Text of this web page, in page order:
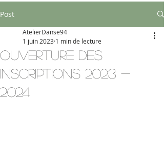
Post
Ouverture des
inscriptions 2023 -
2024
AtelierDanse94
1 juin 2023 1 min de lecture